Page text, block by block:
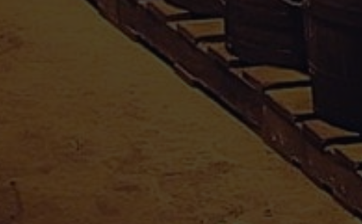
Informations personnelles
En poursuivant votre navigation, vous acceptez le dépôt de cookies tiers destinés